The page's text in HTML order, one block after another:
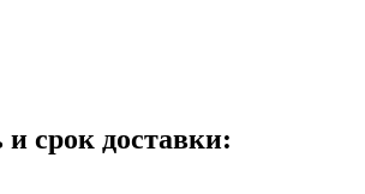
срок доставки: